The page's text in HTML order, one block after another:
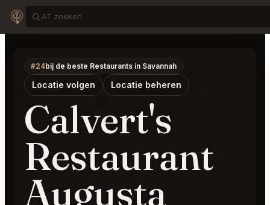
#24bij de beste Restaurants in Savannah
Locatie volgen Locatie beheren
Calvert's
Restaurant
Augusta